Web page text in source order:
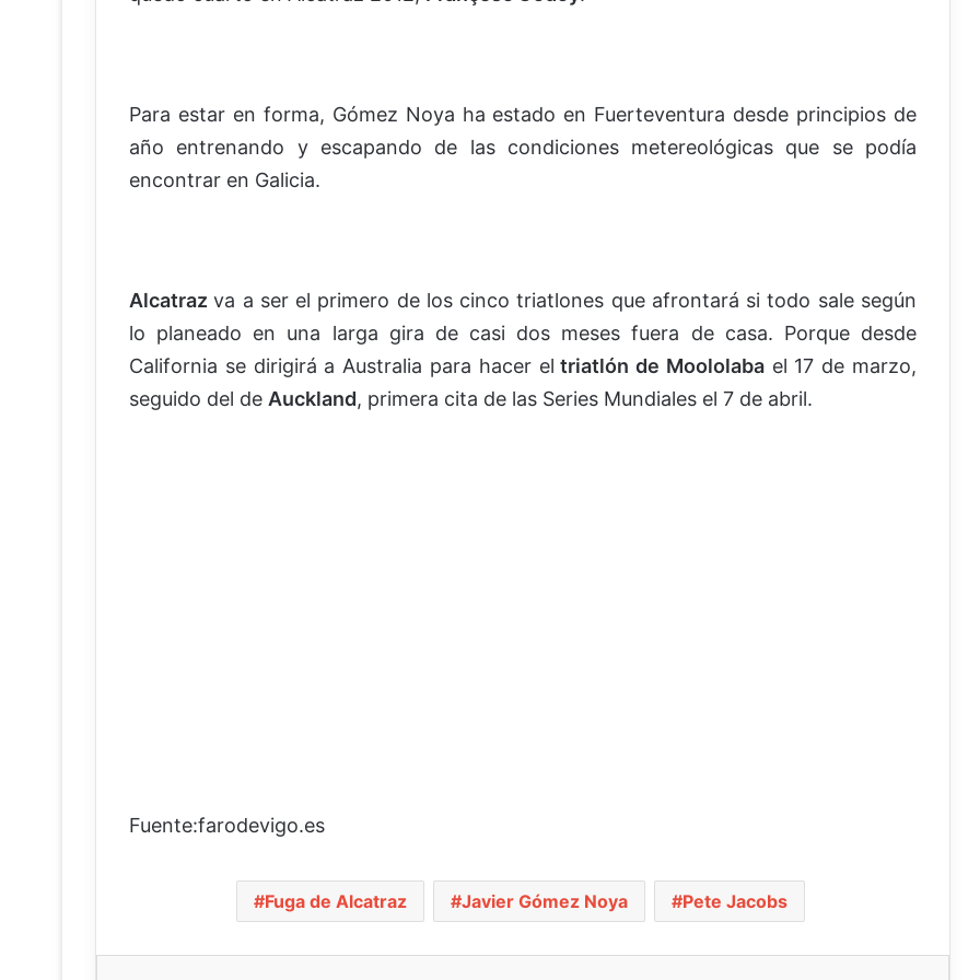
Para estar en forma, Gómez Noya ha estado en Fuerteventura desde principios de
año entrenando y escapando de las condiciones metereológicas que se podía
encontrar en Galicia.
Alcatrazva a ser el primero de los cinco triatlones que afrontará si todo sale según
lo planeado en una larga gira de casi dos meses fuera de casa. Porque desde
California se dirigirá a Australia para hacer el triatlón de Moololabael 17 de marzo,
seguido del de Auckland, primera cita de las Series Mundiales el 7 de abril.
Fuente:farodevigo.es
Fuga de Alcatraz Javier Gómez Noya Pete Jacobs